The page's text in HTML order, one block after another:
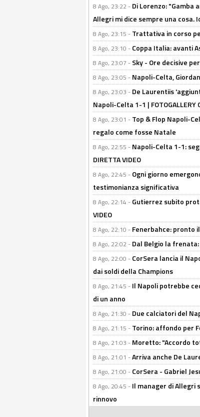
8 Ago, 23:22 - Di Lorenzo: "Gamba
Allegri mi dice sempre una cosa.
8 Ago, 23:15 - Trattativa in corso
8 Ago, 23:10 - Coppa Italia: avanti
8 Ago, 23:07 - Sky - Ore decisive
8 Ago, 23:05 - Napoli-Celta,
8 Ago, 23:03 - De Laurentiis
Napoli-Celta 1-1 | FOTOGALLERY
8 Ago, 23:01 - Top & Flop Napoli-
regalo come fosse Natale
8 Ago, 22:55 - Napoli-Celta 1-1:
DIRETTA VIDEO
8 Ago, 22:45 - Ogni giorno
testimonianza significativa
8 Ago, 22:14 - Gutierrez subito
VIDEO
8 Ago, 22:10 - Fenerbahce: pronto
8 Ago, 22:02 - Dal Belgio la
8 Ago, 22:00 - CorSera lancia il
dai soldi della Champions
8 Ago, 21:45 - Il Napoli potrebbe
di un anno
8 Ago, 21:30 - Due calciatori del
8 Ago, 21:15 - Torino: affondo per
8 Ago, 21:03 - Moretto: "Accordo
8 Ago, 21:01 -Arriva anche De
8 Ago, 21:00 - CorSera - Gabriel
8 Ago, 20:45 - Il manager di Allegri
rinnovo